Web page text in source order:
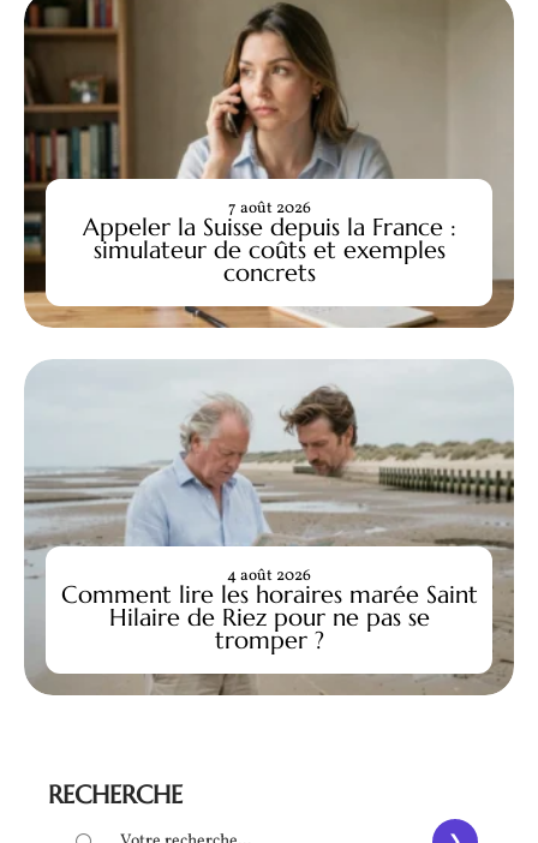
Appeler la Suisse depuis la France :
simulateur de coûts et exemples
concrets
7 août 2026
Comment lire les horaires marée Saint
Hilaire de Riez pour ne pas se
tromper ?
4 août 2026
RECHERCHE